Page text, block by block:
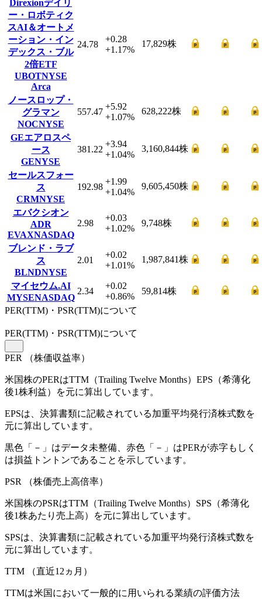
Direxionデイリ
ー・ロボティク
スAI＆オートメ
ーション・イン
デックス・ブル
2倍ETF
UBOTNYSE
Arca
24.78
+0.28
+1.17%
17,829株
ノースロップ・
グラマン
NOCNYSE
557.47
+5.92
+1.07%
628,222株
GEエアロスペ
ース
GENYSE
381.22
+3.94
+1.04%
3,160,844株
セールスフォー
ス
CRMNYSE
192.98
+1.99
+1.04%
9,605,450株
エバクシオン
ADR
EVAXNASDAQ
2.98
+0.03
+1.02%
9,748株
ブレンド・ラブ
ス
BLNDNYSE
2.01
+0.02
+1.01%
1,987,841株
マイセウム.AI
MYSENASDAQ
2.34
+0.02
+0.86%
59,814株
PER(TTM)・PSR(TTM)について
PER(TTM) ・PSR(TTM)について
PER （株価収益率）
米国株のPERはTTM（Trailing Twelve Months）EPS（希薄化
後1株利益）を元に算出しています。
EPSは、決算書類に記載されている加重平均発行済株式数を
元に算出しています。
黒色「－」はデータ未整備、赤色「 － 」はPERが赤字もしく
は損益トントンであることを示しています。
PSR （株価売上高倍率）
米国株のPSRはTTM（Trailing Twelve Months）SPS（希薄化
後1株あたり売上高）を元に算出しています。
SPSは、決算書類に記載されている加重平均発行済株式数を
元に算出しています。
TTM （直近12ヵ月）
TTMは米国において一般的に用いられる業績の評価方法